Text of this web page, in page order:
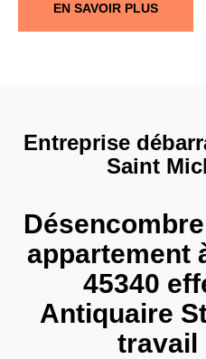
EN SAVOIR PLUS
Entreprise
Saint
appartement
45340
Antiquaire
travail